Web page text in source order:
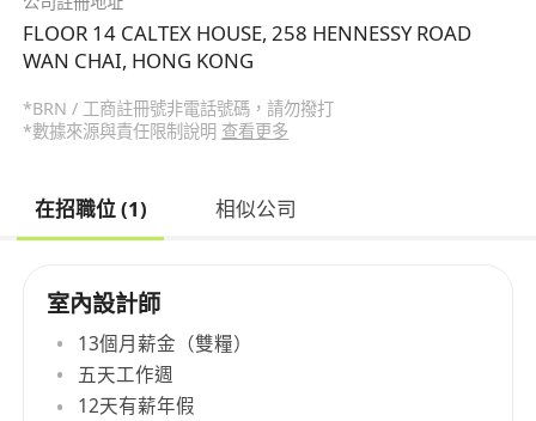
FLOOR 14 CALTEX HOUSE, 258 HENNESSY ROAD
WAN CHAI, HONG KONG
*BRN / 工商註冊號非電話號碼，請勿撥打
*數據來源與責任限制說明 查看更多
在招職位 (1) 相似公司
室內設計師
13個月薪金（雙糧）
五天工作週
12天有薪年假